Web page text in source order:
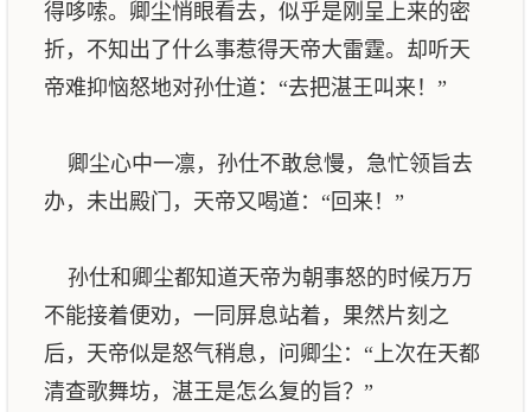
得哆嗦。卿尘悄眼看去，似乎是刚呈上来的密
折，不知出了什么事惹得天帝大雷霆。却听天
帝难抑恼怒地对孙仕道：“去把湛王叫来！”
卿尘心中一凛，孙仕不敢怠慢，急忙领旨去
办，未出殿门，天帝又喝道：“回来！”
孙仕和卿尘都知道天帝为朝事怒的时候万万
不能接着便劝，一同屏息站着，果然片刻之
后，天帝似是怒气稍息，问卿尘：“上次在天都
清查歌舞坊，湛王是怎么复的旨？”